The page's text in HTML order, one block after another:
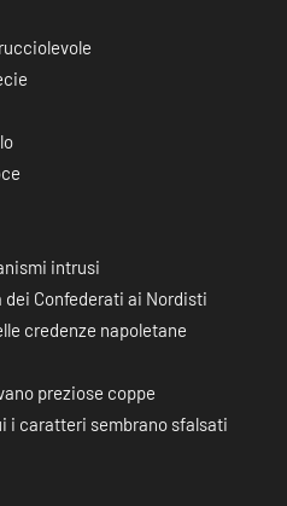
intrusi
Confederati ai Nordisti
credenze napoletane
preziose coppe
i caratteri sembrano sfalsati